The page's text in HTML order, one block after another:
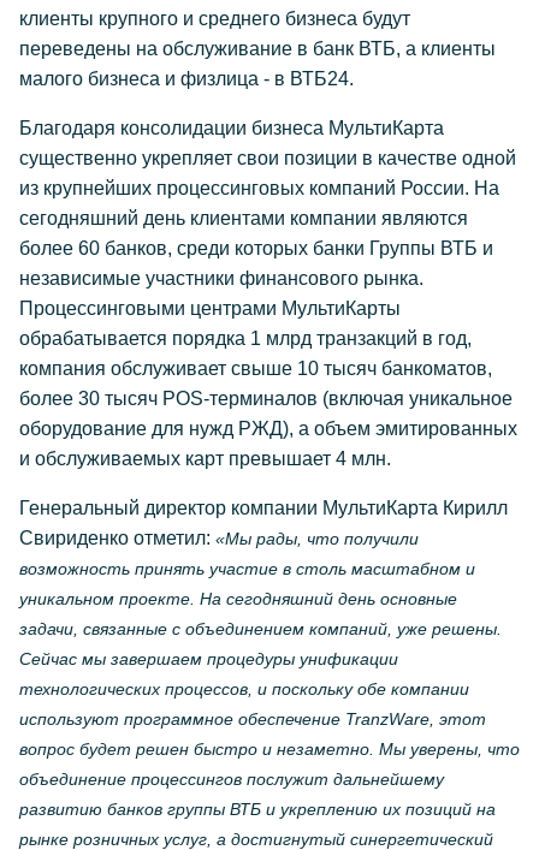
клиенты крупного и среднего бизнеса будут
переведены на обслуживание в банк ВТБ, а клиенты
малого бизнеса и физлица - в ВТБ24.
Благодаря консолидации бизнеса МультиКарта
существенно укрепляет свои позиции в качестве одной
из крупнейших процессинговых компаний России. На
сегодняшний день клиентами компании являются
более 60 банков, среди которых банки Группы ВТБ и
независимые участники финансового рынка.
Процессинговыми центрами МультиКарты
обрабатывается порядка 1 млрд транзакций в год,
компания обслуживает свыше 10 тысяч банкоматов,
более 30 тысяч POS-терминалов (включая уникальное
оборудование для нужд РЖД), а объем эмитированных
и обслуживаемых карт превышает 4 млн.
Генеральный директор компании МультиКарта Кирилл
Свириденко отметил: «Мы рады, что получили
возможность принять участие в столь масштабном и
уникальном проекте. На сегодняшний день основные
задачи, связанные с объединением компаний, уже решены.
Сейчас мы завершаем процедуры унификации
технологических процессов, и поскольку обе компании
используют программное обеспечение TranzWare, этот
вопрос будет решен быстро и незаметно. Мы уверены, что
объединение процессингов послужит дальнейшему
развитию банков группы ВТБ и укреплению их позиций на
рынке розничных услуг, а достигнутый синергетический